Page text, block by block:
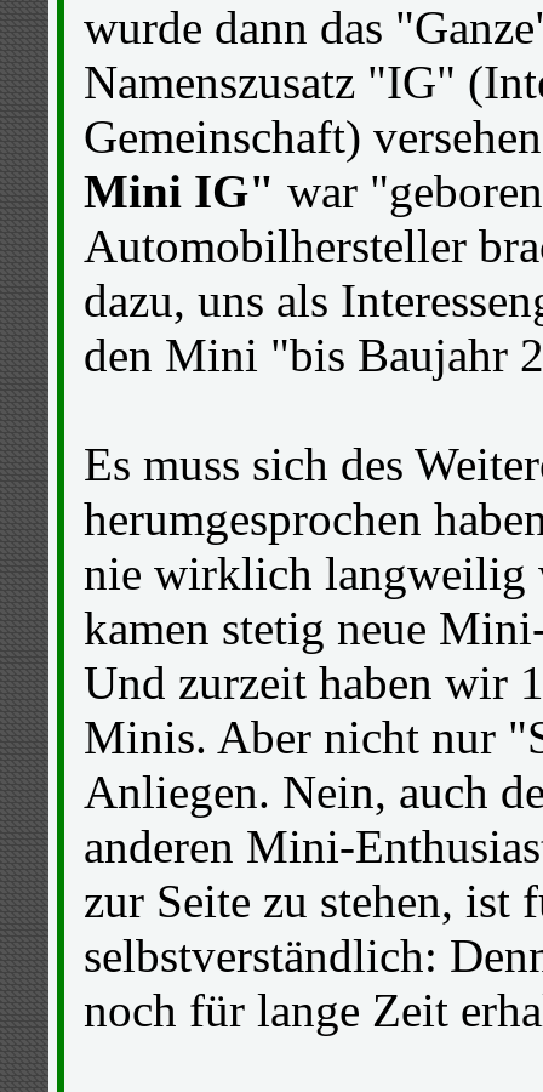
wurde dann das
Namenszusatz "IG"
Gemeinschaft)
Mini IG" war
Automobilhersteller
dazu, uns als
den Mini "bis Baujahr
Es muss sich des
herumgesprochen
nie wirklich langweilig
kamen stetig neue
Und zurzeit haben wir
Minis. Aber nicht nur
Anliegen. Nein, auch
anderen Mini-
zur Seite zu stehen, ist
selbstverständlich:
noch für lange Zeit